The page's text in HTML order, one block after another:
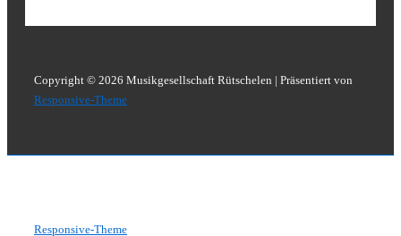
Copyright © 2026 Musikgesellschaft Rütschelen | Präsentiert von
Responsive-Theme
Responsive-Theme